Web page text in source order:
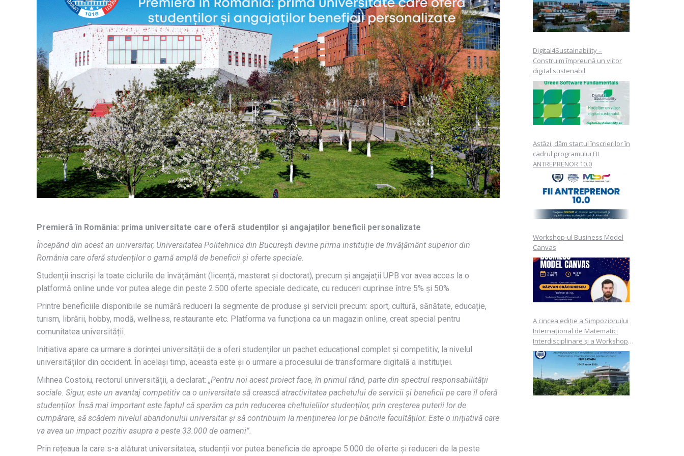
Premieră în România: prima universitate care oferă studenților și angajaților beneficii personalizate
Începând din acest an universitar, Universitatea Politehnica din București devine prima instituție de învățământ superior din
România care oferă studenților o gamă amplă de beneficii și oferte speciale.
Studenții înscriși la toate ciclurile de învățământ (licență, masterat și doctorat), precum și angajații UPB vor avea acces la o
platformă online unde vor putea alege din peste 2.500 oferte speciale dedicate, cu reduceri cuprinse între 5% și 50%.
Printre beneficiile disponibile se numără reduceri la segmente de produse și servicii precum: sport, cultură, sănătate, educație,
turism, librării, hobby, modă, wellness, restaurante etc. Platforma va funcționa ca un magazin online, creat special pentru
comunitatea universității.
Inițiativa apare ca urmare a dorinței universității de a oferi studenților un pachet educațional complet și competitiv, la nivelul
universităților din occident. În același timp, aceasta este și o urmare a procesului de transformare digitală a instituției.
Mihnea Costoiu, rectorul universității, a declarat: „Pentru noi acest proiect face, în primul rând, parte din spectrul responsabilității
sociale. Sigur, este un avantaj competitiv ca o universitate să crească atractivitatea pachetului de servicii și beneficii pe care îl oferă
studenților. Însă mai important este faptul că sperăm ca prin reducerea cheltuielilor studenților, prin creșterea puterii lor de
cumpărare, să scădem nivelul abandonului universitar și să contribuim la menținerea lor pe băncile facultăților. Este o inițiativă care
va avea un impact pozitiv asupra a peste 33.000 de oameni”.
Prin rețeaua la care s-a alăturat universitatea, studenții vor putea beneficia de aproape 5.000 de oferte și reduceri de la peste
Digital4Sustainability –
Construim împreună un viitor
digital sustenabil
Astăzi, dăm startul înscrierilor în
cadrul programului FII
ANTREPRENOR 10.0
Workshop-ul Business Model
Canvas
A cincea ediție a Simpozionului
Internațional de Matematici
Interdisciplinare și a Workshop-
ului Internațional de Matematici
Interdisciplinare pentru studenți
ISIM & ISWIM